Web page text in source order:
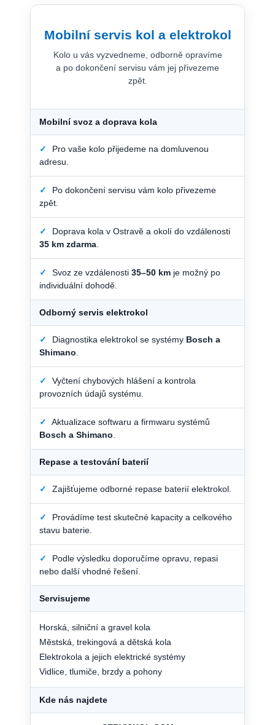
Mobilní servis kol a elektrokol
Kolo u vás vyzvedneme, odborně opravíme
a po dokončení servisu vám jej přivezeme
zpět.
Mobilní svoz a doprava kola
✓
Pro vaše kolo přijedeme na domluvenou
adresu.
✓
Po dokončení servisu vám kolo přivezeme
zpět.
✓
Doprava kola v Ostravě a okolí do vzdálenosti
35 km zdarma.
✓ Svoz ze vzdálenosti 35–50 km je možný po
individuální dohodě.
Odborný servis elektrokol
✓ Diagnostika elektrokol se systémy Bosch a
Shimano.
✓
Vyčtení chybových hlášení a kontrola
provozních údajů systému.
✓
Aktualizace softwaru a firmwaru systémů
Bosch a Shimano.
Repase a testování baterií
✓ Zajišťujeme odborné repase baterií elektrokol.
✓
Provádíme test skutečné kapacity a celkového
stavu baterie.
✓
Podle výsledku doporučíme opravu, repasi
nebo další vhodné řešení.
Servisujeme
Horská, silniční a gravel kola
Městská, trekingová a dětská kola
Elektrokola a jejich elektrické systémy
Vidlice, tlumiče, brzdy a pohony
Kde nás najdete